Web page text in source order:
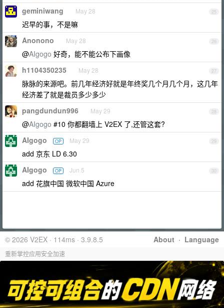
25
geminiwang May 28
迟早的事，不是嘛
26
Anonono May 28
@AIgogo 好奇，能不能公布下画像
27
h1104350235 May 28
脉脉的来源吧。前几年经济好就是年终奖几个月几个月，这几年
经济差了就是裁员多少多少
28
pangdundun996 May 29
@AIgogo #10 你都翻墙上 V2EX 了,还管这套?
29
AIgogo OP May 29
add 京东 LD 6.30
30
AIgogo OP Jun 5
add 花旗中国 微软中国 Azure
About · Language
© 2026 V2EX · 114ms · 3.9.8.5
重新掌控应用安全加速